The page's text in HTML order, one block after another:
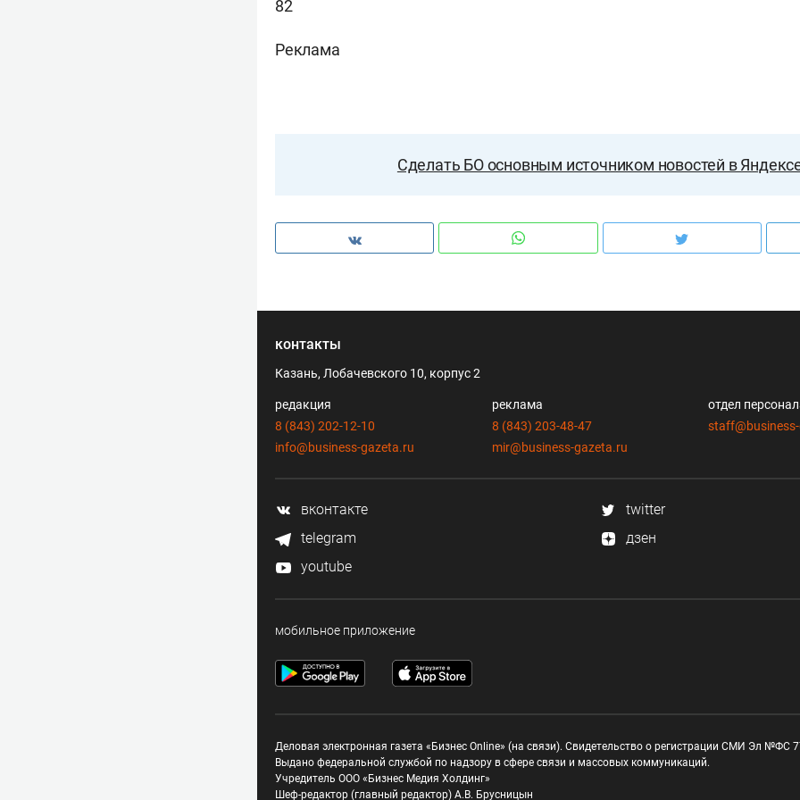
82
Реклама
Сделать БО основным источником новостей в
контакты
Казань, Лобачевского 10, корпус 2
редакция
8 (843) 202-12-10
info@business-gazeta.ru
реклама
8 (843) 203-48-47
mir@business-gazeta.ru
отдел
вконтакте
twitter
telegram
дзен
youtube
мобильное приложение
Деловая электронная газета «Бизнес Online» (на связи). Свидетельство о регистрации СМИ Эл №ФС
Выдано федеральной службой по надзору в сфере связи и массовых коммуникаций.
Учредитель ООО «Бизнес Медия Холдинг»
Шеф-редактор (главный редактор) А.В. Брусницын